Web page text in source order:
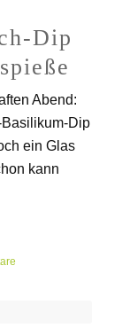
Dip
Abend:
Dip
ein Glas
kann